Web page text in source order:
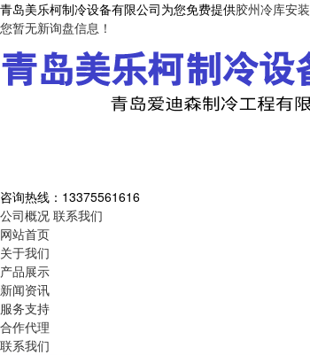
青岛美乐柯制冷设备有限公司为您免费提供胶州冷库安装
您暂无新询盘信息！
咨询热线： 13375561616
公司概况 联系我们
网站首页
关于我们
产品展示
新闻资讯
服务支持
合作代理
联系我们